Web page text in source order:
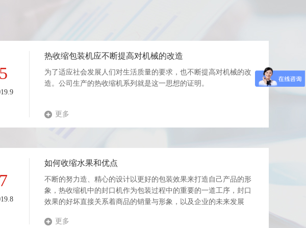
5
热收缩包装机应不断提高对机械的改造
为了适应社会发展人们对生活质量的要求，也不断提高对机械的改
造。公司生产的热收缩机系列就是这一思想的证明。
更多
7
如何收缩水果和优点
不断的努力造、精心的设计以更好的包装效果来打造自己产品的形
象，热收缩机中的封口机作为包装过程中的重要的一道工序，封口
效果的好坏直接关系着商品的销量与形象，以及企业的未来发展
更多